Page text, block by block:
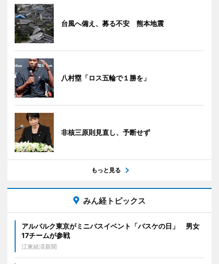
台風へ備え、募る不安 熊本地震
八村塁「ロス五輪で１勝を」
非核三原則見直し、予断せず
もっと見る
みん経トピックス
アルバルク東京がミニバスイベント「バスケの日」 男女
17チームが参戦
江東経済新聞